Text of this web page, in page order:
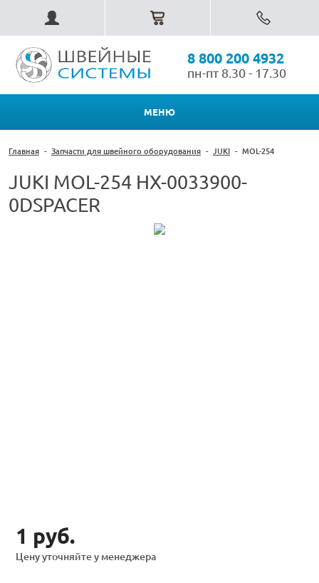
8 800 200 4932
пн-пт 8.30 - 17.30
МЕНЮ
Главная - Запчасти для швейного оборудования - JUKI - MOL-254
JUKI MOL-254 HX-0033900-
0DSPACER
1 руб.
Цену уточняйте у менеджера